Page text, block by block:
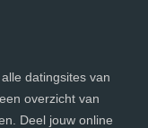
datingsites van
overzicht van
Deel jouw online